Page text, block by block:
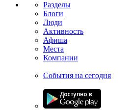
Разделы
Блоги
Люди
Активность
Афиша
Места
Компании
События на сегодня